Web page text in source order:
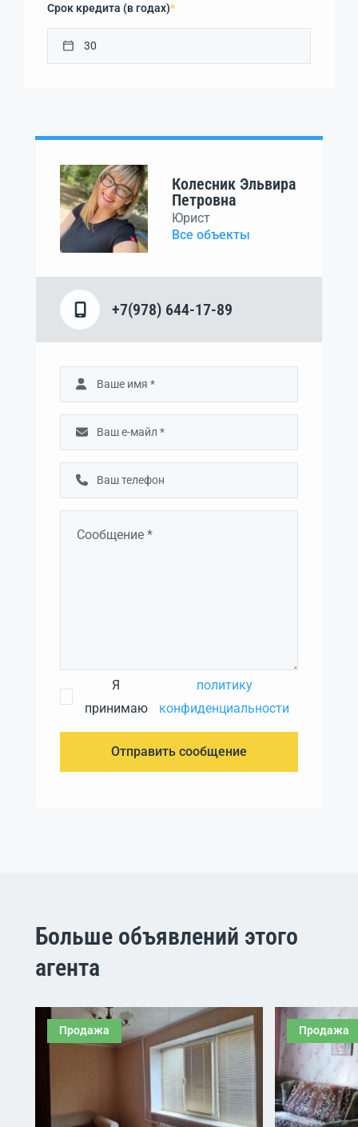
Срок кредита (в годах)*
Колесник Эльвира
Петровна
Юрист
Все объекты
+7(978) 644-17-89
Я
принимаю
политику
конфиденциальности
Отправить сообщение
Больше объявлений этого
агента
Продажа Продажа